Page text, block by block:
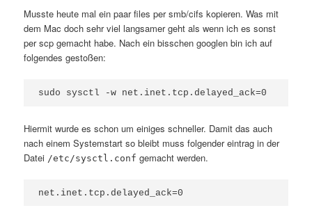
Musste heute mal ein paar files per smb/cifs kopieren. Was mit
dem Mac doch sehr viel langsamer geht als wenn ich es sonst
per scp gemacht habe. Nach ein bisschen googlen bin ich auf
folgendes gestoßen:
sudo sysctl -w net.inet.tcp.delayed_ack=0
Hiermit wurde es schon um einiges schneller. Damit das auch
nach einem Systemstart so bleibt muss folgender eintrag in der
Datei /etc/sysctl.conf gemacht werden.
net.inet.tcp.delayed_ack=0